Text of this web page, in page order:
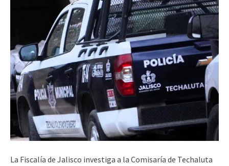
La Fiscalía de Jalisco investiga a la Comisaría de Techaluta